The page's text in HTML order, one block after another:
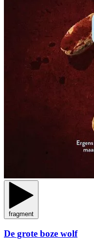
fragment
De grote boze wolf